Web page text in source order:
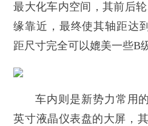
最大化车内空间，其前后
缘靠近，最终使其轴距达
距尺寸完全可以媲美一些B
车内则是新势力常用
英寸液晶仪表盘的大屏，